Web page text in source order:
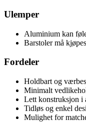
Ulemper
Aluminium kan
Barstoler må
Fordeler
Holdbart og
Minimalt
Lett konstruksjon i
Tidløs og enkel
Mulighet for